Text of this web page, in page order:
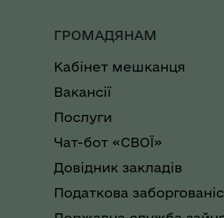
ГРОМАДЯНАМ
Кабінет мешканця
Вакансії
Послуги
Чат-бот «СВОЇ»
Довідник закладів
Податкова